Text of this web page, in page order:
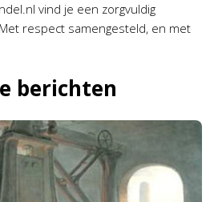
vind je een zorgvuldig
respect samengesteld, en met
berichten